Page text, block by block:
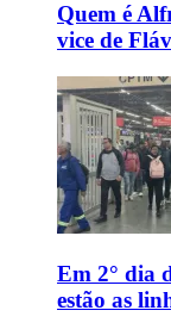
Quem é
vice de
Em 2° dia
estão as